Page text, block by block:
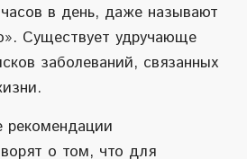
в день, даже называют
Существует удручающе
заболеваний, связанных
рекомендации
о том, что для